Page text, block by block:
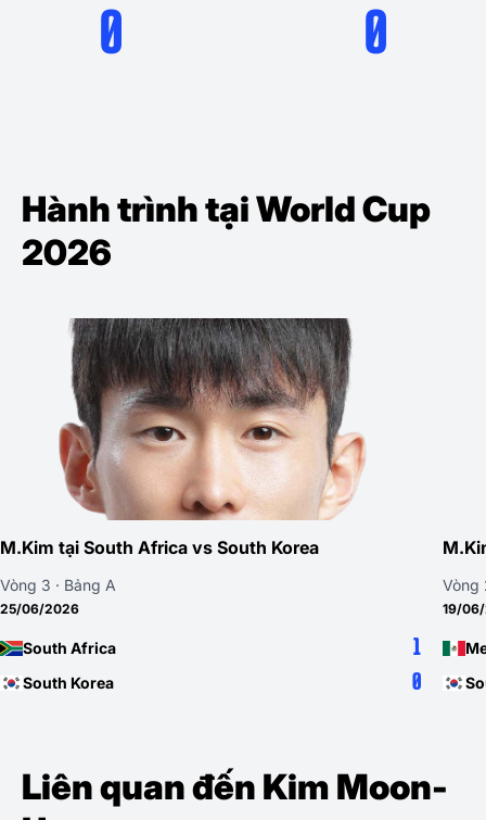
0 0
Hành trình tại World Cup
2026
M.Kim tại South Africa vs South Korea
Vòng 3 · Bảng A
25/06/2026
South Africa 1
South Korea 0
Vòng
19/
Liên quan đến Kim Moon-